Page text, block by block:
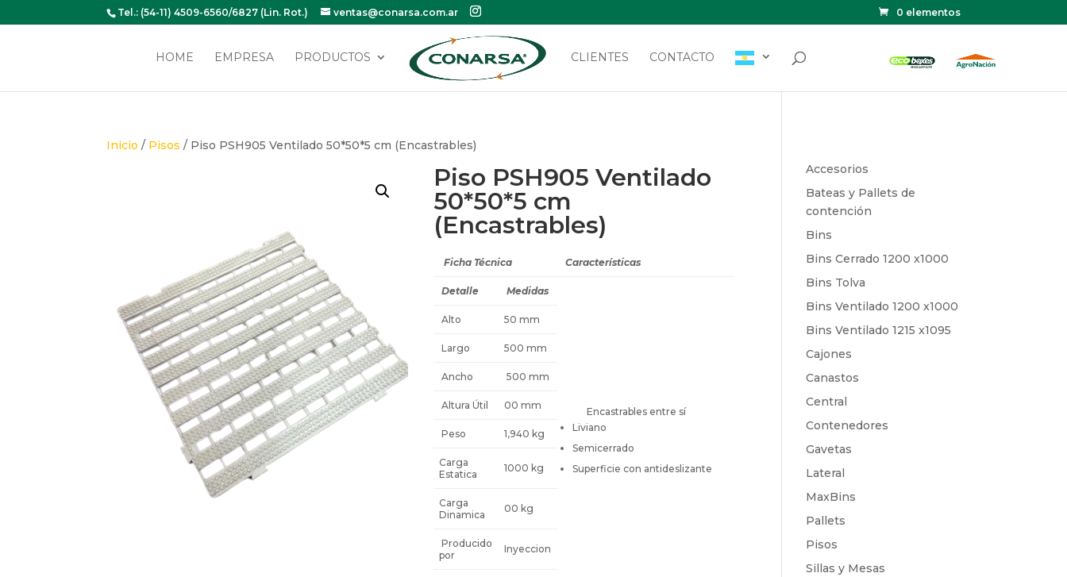
Tel.: (54-11) 4509-6560/6827 (Lin. Rot.) ventas@conarsa.com.ar 0 elementos
HOME EMPRESA PRODUCTOS CLIENTES CONTACTO
Inicio / Pisos / Piso PSH905 Ventilado 50*50*5 cm (Encastrables)
Piso PSH905 Ventilado
50*50*5 cm
(Encastrables)
Ficha Técnica Características
Detalle Medidas
Encastrables entre sí
Liviano
Semicerrado
Superficie con antideslizante
Alto 50 mm
Largo 500 mm
Ancho 500 mm
Altura Útil 00 mm
Peso 1,940 kg
Carga
Estatica
1000 kg
Carga
Dinamica
00 kg
Producido
por
Inyeccion
Accesorios
Bateas y Pallets de
contención
Bins
Bins Cerrado 1200 x1000
Bins Tolva
Bins Ventilado 1200 x1000
Bins Ventilado 1215 x1095
Cajones
Canastos
Central
Contenedores
Gavetas
Lateral
MaxBins
Pallets
Pisos
Sillas y Mesas